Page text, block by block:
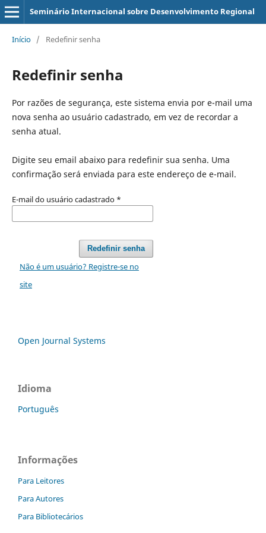
Seminário Internacional sobre Desenvolvimento Regional
Início / Redefinir senha
Redefinir senha
Por razões de segurança, este sistema envia por e-mail uma
nova senha ao usuário cadastrado, em vez de recordar a
senha atual.
Digite seu email abaixo para redefinir sua senha. Uma
confirmação será enviada para este endereço de e-mail.
E-mail do usuário cadastrado *
Redefinir senha
Não é um usuário? Registre-se no
site
Open Journal Systems
Idioma
Português
Informações
Para Leitores
Para Autores
Para Bibliotecários